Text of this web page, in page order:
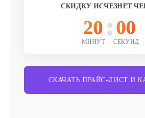
СКИДКУ ИСЧЕЗНЕТ
20
МИНУТ
00
СЕКУНД
СКАЧАТЬ ПРАЙС-ЛИСТ И